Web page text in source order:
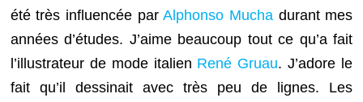
été très influencée parAlphonso Muchadurant mes
années d’études. J’aime beaucoup tout ce qu’a fait
l’illustrateur de mode italien René Gruau. J’adore le
fait qu’il dessinait avec très peu de lignes. Les